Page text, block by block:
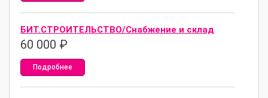
БИТ.СТРОИТЕЛЬСТВО/Снабжение и склад
60 000 ₽
Подробнее